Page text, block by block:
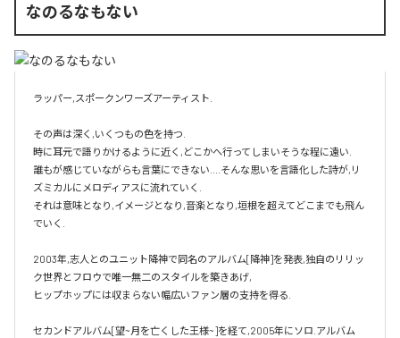
なのるなもない
ラッパー,スポークンワーズアーティスト.
その声は深く,いくつもの色を持つ.
時に耳元で語りかけるように近く,どこかへ行ってしまいそうな程に遠い.
誰もが感じていながらも言葉にできない....そんな思いを言語化した詩が,リ
ズミカルにメロディアスに流れていく.
それは意味となり,イメージとなり,音楽となり,垣根を超えてどこまでも飛ん
でいく.
2003年,志人とのユニット降神で同名のアルバム[降神]を発表,独自のリリッ
ク世界とフロウで唯一無二のスタイルを築きあげ,
ヒップホップには収まらない幅広いファン層の支持を得る.
セカンドアルバム[望~月を亡くした王様~]を経て,2005年にソロ.アルバム